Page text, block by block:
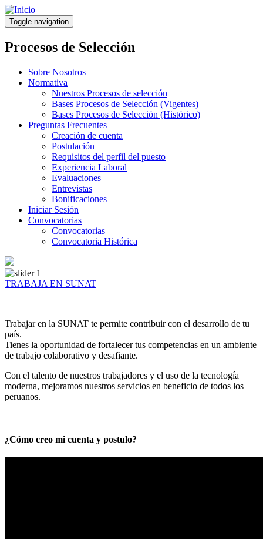
Pasar
al
contenido
principal
Toggle navigation
Procesos de Selección
Sobre Nosotros
Normativa
Nuestros Procesos de selección
Bases Procesos de Selección (Vigentes)
Bases Procesos de Selección (Histórico)
Preguntas Frecuentes
Creación de cuenta
Postulación
Requisitos del perfil del puesto
Experiencia Laboral
Evaluaciones
Entrevistas
Bonificaciones
Iniciar Sesión
Convocatorias
Convocatorias
Convocatoria Histórica
TRABAJA EN SUNAT
Trabajar en la SUNAT te permite contribuir con el desarrollo de tu
país.
Tienes la oportunidad de fortalecer tus competencias en un ambiente
de trabajo colaborativo y desafiante.
Con el talento de nuestros trabajadores y el uso de la tecnología
moderna, mejoramos nuestros servicios en beneficio de todos los
peruanos.
¿Cómo creo mi cuenta y postulo?